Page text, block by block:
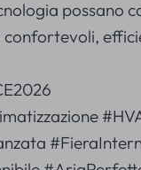
possano